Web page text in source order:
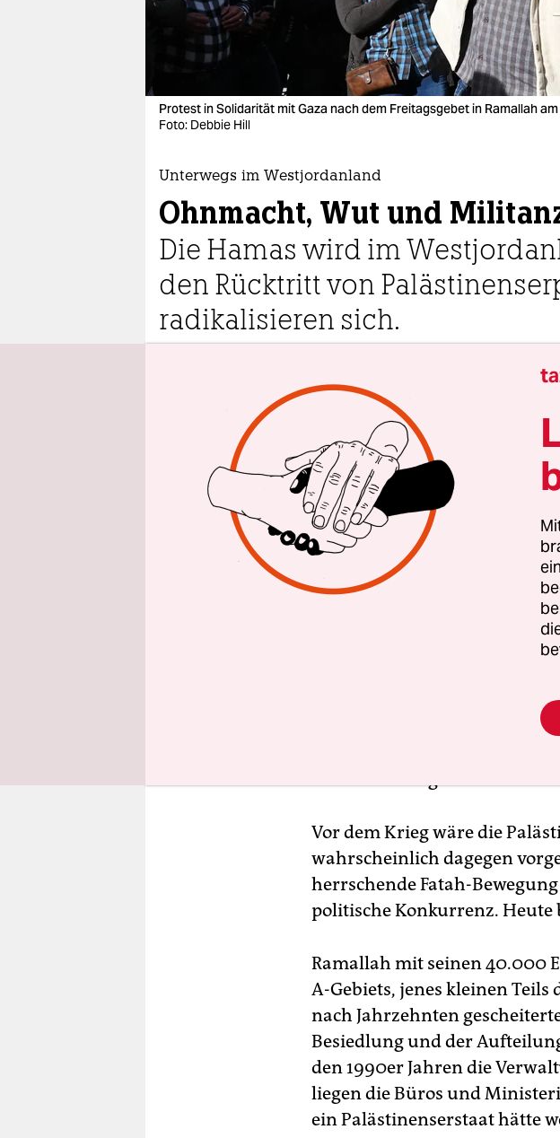
verlag
veranstaltungen
fragen & hilfe
abo
Protest in Solidarität mit Gaza nach dem Freitagsgebet in Ramallah
Foto: Debbie Hill
Unterwegs im Westjordanland
Ohnmacht, Wut und
Die Hamas wird im
den Rücktritt von
radikalisieren sich.
Aus Ramallah und
Kurz nach dem
Manara-Platz in
den
gefesselter und bis
bewacht von israelischen
spiegeln sich Trauer und
wollen unser Land“, rufen
Adresse der Kassam-
Vor dem Krieg wäre die
wahrscheinlich dagegen
herrschende Fatah-
politische Konkurrenz. Heute
Ramallah mit seinen 40.000
A-Gebiets, jenes kleinen Teils
nach Jahrzehnten
Besiedlung und der
den 1990er Jahren die
liegen die Büros und
ein Palästinenserstaat hätte